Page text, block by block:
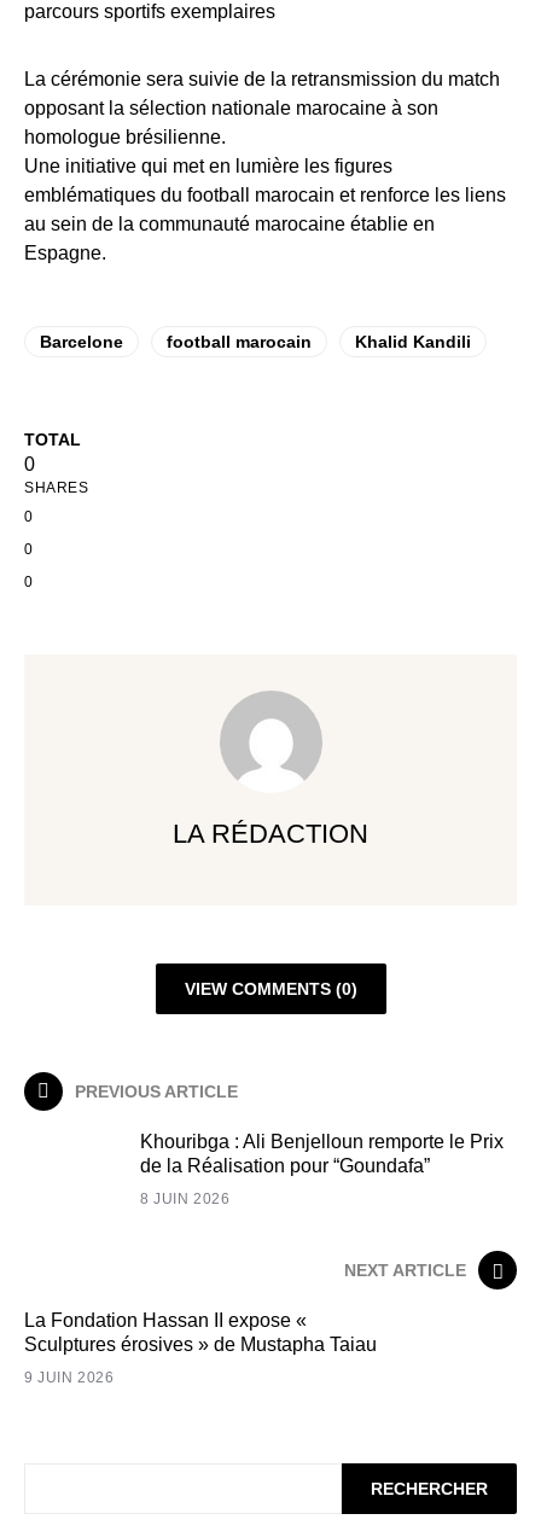
parcours sportifs exemplaires
La cérémonie sera suivie de la retransmission du match
opposant la sélection nationale marocaine à son
homologue brésilienne.
Une initiative qui met en lumière les figures
emblématiques du football marocain et renforce les liens
au sein de la communauté marocaine établie en
Espagne.
Barcelone football marocain Khalid Kandili
TOTAL
0
SHARES
0
0
0
LA RÉDACTION
VIEW COMMENTS (0)
PREVIOUS ARTICLE
Khouribga : Ali Benjelloun remporte le Prix
de la Réalisation pour “Goundafa”
8 JUIN 2026
NEXT ARTICLE
La Fondation Hassan II expose «
Sculptures érosives » de Mustapha Taiau
9 JUIN 2026
RECHERCHER